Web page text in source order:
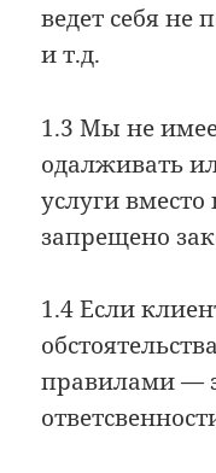
ведет себя не
и т.д.
1.3 Мы не
одалживать
услуги
запрещено
1.4 Если
правилами —